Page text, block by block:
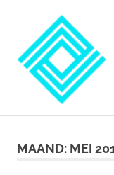
inhoud
Alles
MAAND: MEI